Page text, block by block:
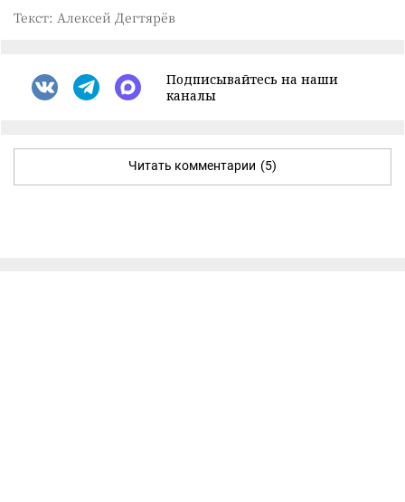
Текст: Алексей Дегтярёв
Подписывайтесь на наши
каналы
Читать комментарии (5)